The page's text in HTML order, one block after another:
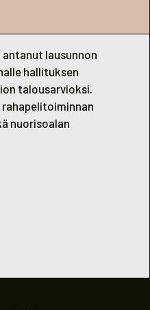
lausunnon
hallituksen
talousarvioksi.
nuorisoalan